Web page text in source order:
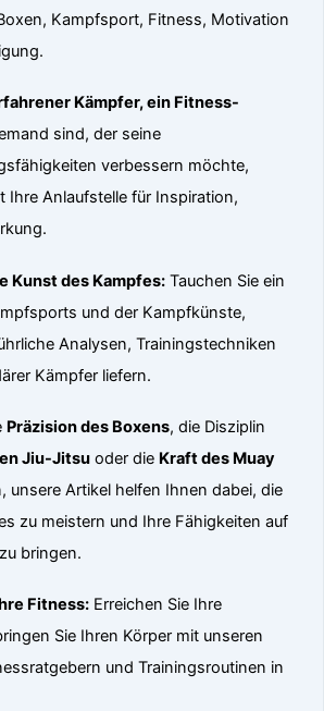
Kampfsport, Fitness, Motivation
Kämpfer, ein Fitness-
sind, der seine
verbessern möchte,
Ihre Anlaufstelle für Inspiration,
Kunst des Kampfes: Tauchen Sie ein
und der Kampfkünste,
Analysen, Trainingstechniken
Kämpfer liefern.
Präzision des Boxens, die Disziplin
Jiu-Jitsu oder die Kraft des Muay
unsere Artikel helfen Ihnen dabei, die
zu meistern und Ihre Fähigkeiten auf
bringen.
Fitness: Erreichen Sie Ihre
Sie Ihren Körper mit unseren
und Trainingsroutinen in